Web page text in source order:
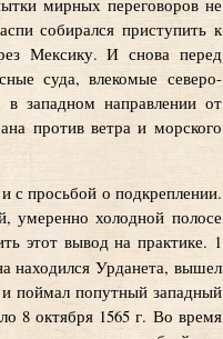
мирных переговоров не
собирался приступить к
Мексику. И снова перед
суда, влекомые северо-
западном направлении от
против ветра и морского
с просьбой о подкреплении.
умеренно холодной полосе
этот вывод на практике. 1
находился Урданета, вышел
поймал попутный западный
8 октября 1565 г. Во время